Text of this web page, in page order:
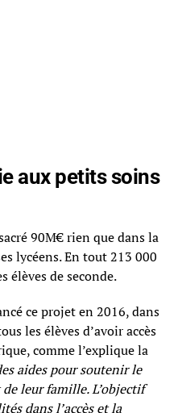
aux petits soins
90M€ rien que dans la
lycéens. En tout 213 000
élèves de seconde.
ce projet en 2016, dans
les élèves d’avoir accès
comme l’explique la
aides pour soutenir le
leur famille. L’objectif
dans l’accès et la